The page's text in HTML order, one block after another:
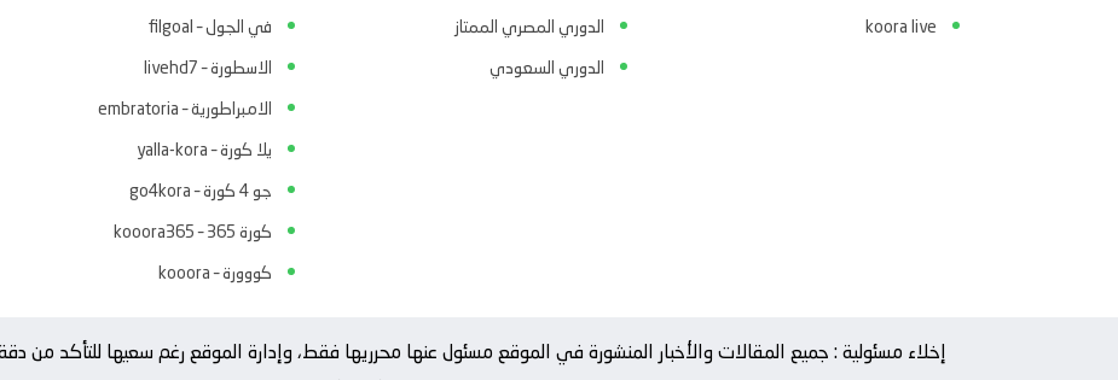
koora live
الدوري المصري الممتاز
الدوري السعودي
في الجول – filgoal
الاسطورة – livehd7
الامبراطورية – embratoria
يلا كورة – yalla-kora
جو 4 كورة – go4kora
كورة 365 – kooora365
كووورة – kooora
إخلاء مسئولية : جميع المقالات والأخبار المنشورة في الموقع مسئول عنها محرريها فقط، وإدارة الموقع رغم سعيها للتأكد